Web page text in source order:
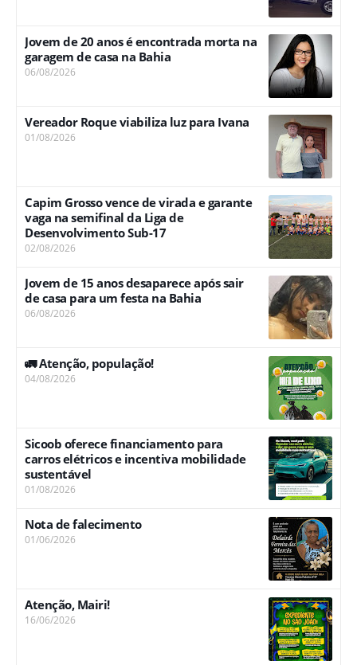
Jovem de 20 anos é encontrada morta na
garagem de casa na Bahia
06/08/2026
Vereador Roque viabiliza luz para Ivana
01/08/2026
Capim Grosso vence de virada e garante
vaga na semifinal da Liga de
Desenvolvimento Sub-17
02/08/2026
Jovem de 15 anos desaparece após sair
de casa para um festa na Bahia
06/08/2026
🚛 Atenção, população!
04/08/2026
Sicoob oferece financiamento para
carros elétricos e incentiva mobilidade
sustentável
01/08/2026
Nota de falecimento
01/06/2026
Atenção, Mairi!
16/06/2026